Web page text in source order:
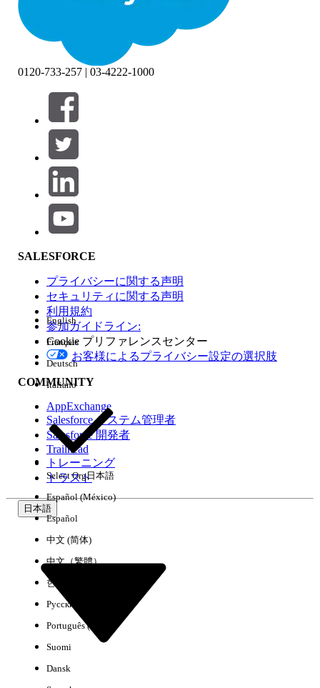
絞り込み条件 (0)
絞り込み条件を選択
製品エリア
機能の影響
エディション
環境
0120-733-257 | 03-4222-1000
SALESFORCE
プライバシーに関する声明
セキュリティに関する声明
利用規約
参加ガイドライン:
Cookie プリファレンスセンター
お客様によるプライバシー設定の選択肢
COMMUNITY
AppExchange
Salesforce システム管理者
Salesforce 開発者
Trailhead
トレーニング
トラスト
日本語
English
Français
Deutsch
Italiano
Select Org日本語
Español (México)
Español
中文 (简体)
中文（繁體）
한국어
Русский
Português (Brasil)
Suomi
Dansk